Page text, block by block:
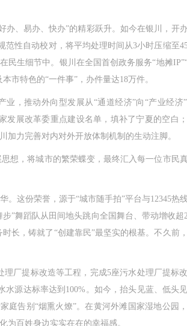
、易办、快办”的精彩跃升。如今在银川，开
范性自动校对，将平均处理时间从3小时压缩至
民生细节中。银川在全国首创政务服务“地摊
市特色的“一件事”，办件量达18万件。
，推动外向型发展从“通道经济”向“产业经济
发展改革委重点建设名单，填补了宁夏的空白
加力完善对内对外开放体制机制的生动注脚。
想，将城市的繁荣蝶变，最终汇入每一位市民
这份荣誉，源于“城市随手拍”平台与12345热
”舞蹈队从田间地头跳向全国舞台、带动增收超
长，铸就了“创建靠民”最坚实的根基。不久前
厂提标改造等工程，完成5座污水处理厂提标
源达标率达到100%。如今，抬头见蓝、低头
庭告别“烟熏火燎”。在黄河外滩国家湿地公园
为百姓身边实实在在的幸福感。